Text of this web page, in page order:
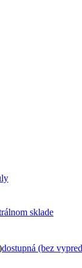
sklade
dostupná (bez